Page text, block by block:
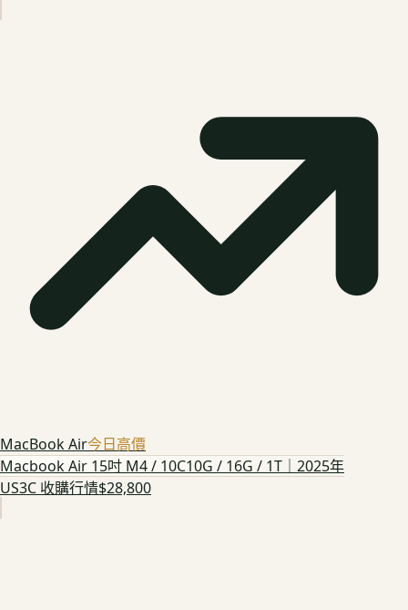
MacBook Air今日高價
Macbook Air 15吋 M4 / 10C10G / 16G / 1T｜2025年
US3C 收購行情$28,800